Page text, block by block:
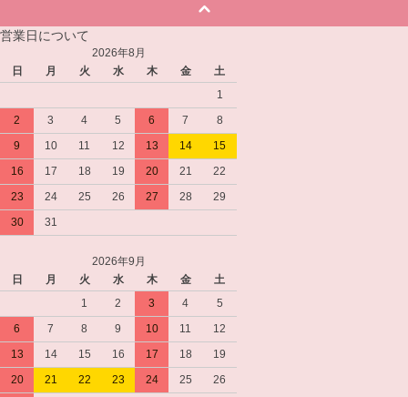
営業日について
2026年8月
日
月 火 水 木 金
土
1
2
3 4 5 6 7
8
9
10 11 12 13 14
15
16
17 18 19 20 21
22
23
24 25 26 27 28
29
30
31
2026年9月
日
月 火 水 木 金
土
1
2 3 4
5
6
7 8 9 10 11
12
13
14 15 16 17 18
19
20
21 22 23 24 25
26